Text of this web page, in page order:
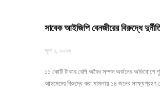
সাবেক আইজিপি বেনজীরের বিরুদ্ধে
জুলা ১, ২০২৬
১১ কোটি টাকার বেশি অবৈধ সম্পদ অর্জনের অভিযোগে
আহমেদের বিরুদ্ধে করা মামলায় ১৪ জনের সাক্ষ্যগ্রহণ